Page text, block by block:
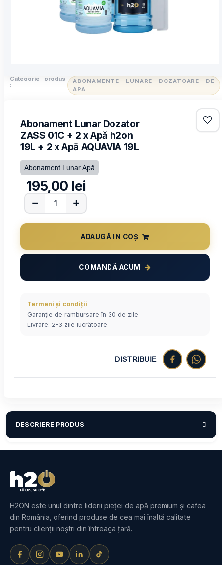
Categorie produs
:
ABONAMENTE LUNARE DOZATOARE DE
APA
Abonament Lunar Dozator
ZASS 01C + 2 x Apă h2on
19L + 2 x Apă AQUAVIA 19L
Abonament Lunar Apă
195,00 lei
ADAUGĂ IN COȘ
COMANDĂ ACUM
Termeni și condiții
Garanție de rambursare în 30 de zile
Livrare: 2-3 zile lucrătoare
DISTRIBUIE
DESCRIERE PRODUS
H2ON este unul dintre liderii pieței de apă premium și cafea
din România, oferind produse de cea mai înaltă calitate
pentru clienții noștri din întreaga țară.